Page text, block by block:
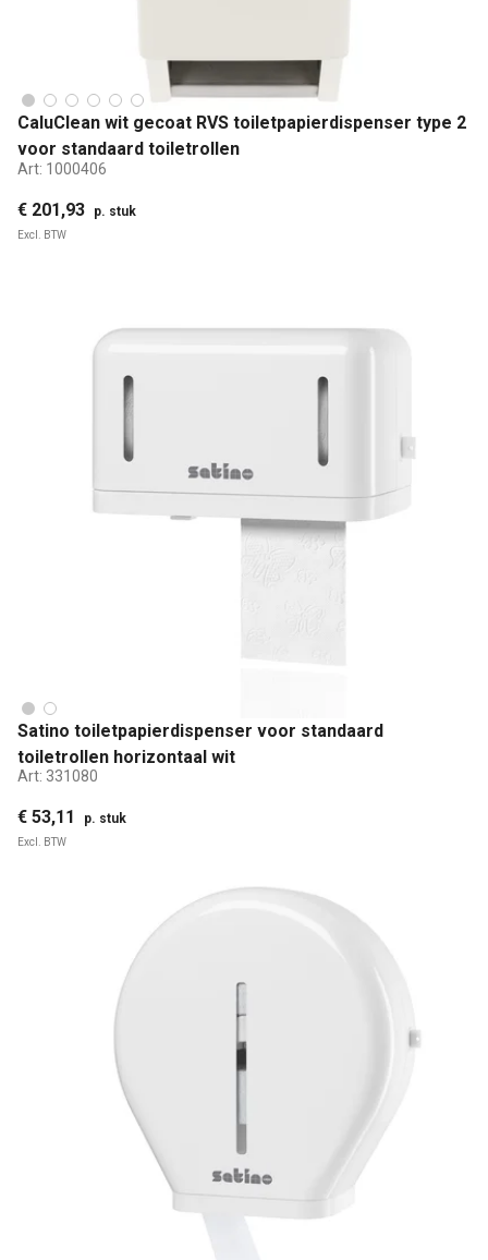
CaluClean wit gecoat RVS toiletpapierdispenser type 2
voor standaard toiletrollen
Art: 1000406
€ 201,93 p. stuk
Excl. BTW
Satino toiletpapierdispenser voor standaard
toiletrollen horizontaal wit
Art: 331080
€ 53,11 p. stuk
Excl. BTW